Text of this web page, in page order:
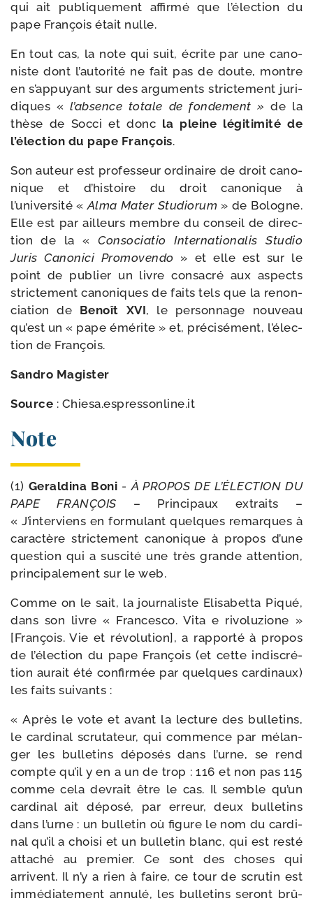
qui ait publi­que­ment affir­mé que l’élection du
pape François était nulle.
En tout cas, la note qui suit, écrite par une cano­
niste dont l’autorité ne fait pas de doute, montre
en s’appuyant sur des argu­ments stric­te­ment juri­
diques « l’absence totale de fon­de­ment » de la
thèse de Socci et donc la pleine légi­ti­mi­té de
l’élection du pape François.
Son auteur est pro­fes­seur ordi­naire de droit cano­
nique et d’histoire du droit cano­nique à
l’université «Alma Mater Studiorum » de Bologne.
Elle est par ailleurs membre du conseil de direc­
tion de la «Consociatio Internationalis Studio
Juris Canonici Promovendo » et elle est sur le
point de publier un livre consa­cré aux aspects
stric­te­ment cano­niques de faits tels que la renon­
cia­tion de Benoît XVI, le per­son­nage nou­veau
qu’est un « pape émé­rite » et, pré­ci­sé­ment, l’é­lec­
tion de François.
Sandro Magister
Source : Chiesa​.espres​son​line​.it
Note
(1) Geraldina Boni -À PROPOS DE L’ÉLECTION DU
PAPE FRANÇOIS – Principaux extraits –
« J’interviens en for­mu­lant quelques remarques à
carac­tère stric­te­ment cano­nique à pro­pos d’une
ques­tion qui a sus­ci­té une très grande atten­tion,
prin­ci­pa­le­ment sur le web.
Comme on le sait, la jour­na­liste Elisabetta Piqué,
dans son livre « Francesco. Vita e rivo­lu­zione »
[François. Vie et révo­lu­tion], a rap­por­té à pro­pos
de l’élection du pape François (et cette indis­cré­
tion aurait été confir­mée par quelques car­di­naux)
les faits suivants :
« Après le vote et avant la lec­ture des bul­le­tins,
le car­di­nal scru­ta­teur, qui com­mence par mélan­
ger les bul­le­tins dépo­sés dans l’urne, se rend
compte qu’il y en a un de trop : 116 et non pas 115
comme cela devrait être le cas. Il semble qu’un
car­di­nal ait dépo­sé, par erreur, deux bul­le­tins
dans l’urne : un bul­le­tin où figure le nom du car­di­
nal qu’il a choi­si et un bul­le­tin blanc, qui est res­té
atta­ché au pre­mier. Ce sont des choses qui
arrivent. Il n’y a rien à faire, ce tour de scru­tin est
immé­dia­te­ment annu­lé, les bul­le­tins seront brû­